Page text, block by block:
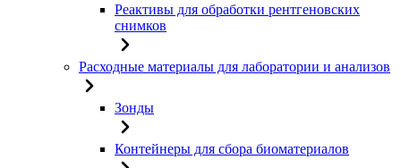
Реактивы для обработки рентгеновских
снимков
Расходные материалы для лаборатории и анализов
Зонды
Контейнеры для сбора биоматериалов